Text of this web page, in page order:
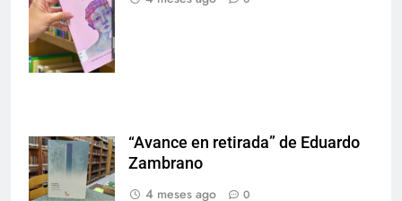
fotografía:
Nancy Lucio.
“Avance en retirada” de Eduardo
Zambrano
4 meses ago
0